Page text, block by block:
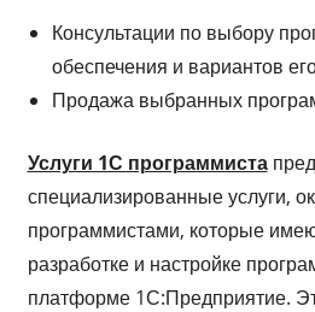
Консультации по выбору
обеспечения и вариантов
Продажа выбранных
Услуги 1С программиста
специализированные услуги,
программистами, которые
разработке и настройке
платформе 1С:Предприятие.